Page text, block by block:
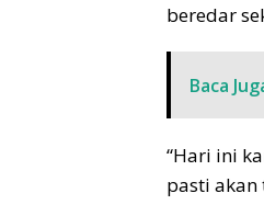
beredar
Baca
“Hari ini
pasti